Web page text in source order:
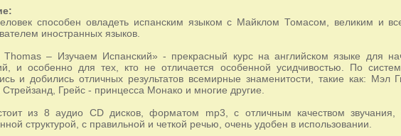
способен овладеть испанским языком с Майклом Томасом, великим и
иностранных языков.
Thomas – Изучаем Испанский» - прекрасный курс на английском языке для
и особенно для тех, кто не отличается особенной усидчивостью. По
и добились отличных результатов всемирные знаменитости, такие как: Мэл
Грейс - принцесса Монако и многие другие.
из 8 аудио CD дисков, форматом mp3, с отличным качеством
структурой, с правильной и четкой речью, очень удобен в использовании.